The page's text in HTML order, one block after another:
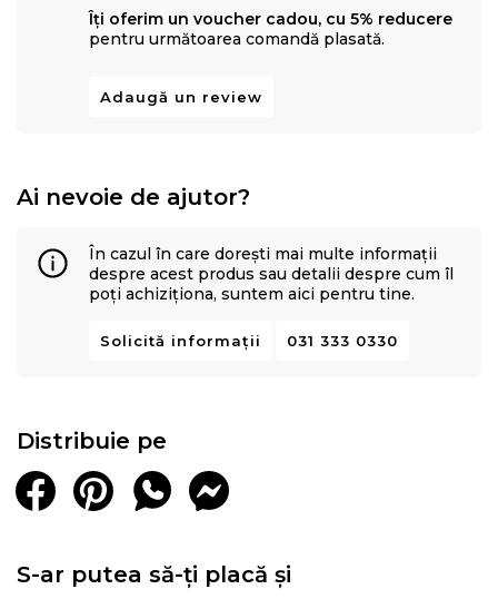
Îți oferim un voucher cadou, cu 5% reducere
pentru următoarea comandă plasată.
Adaugă un review
Ai nevoie de ajutor?
În cazul în care dorești mai multe informații
despre acest produs sau detalii despre cum îl
poți achiziționa, suntem aici pentru tine.
Solicită informații 031 333 0330
Distribuie pe
S-ar putea să-ți placă și